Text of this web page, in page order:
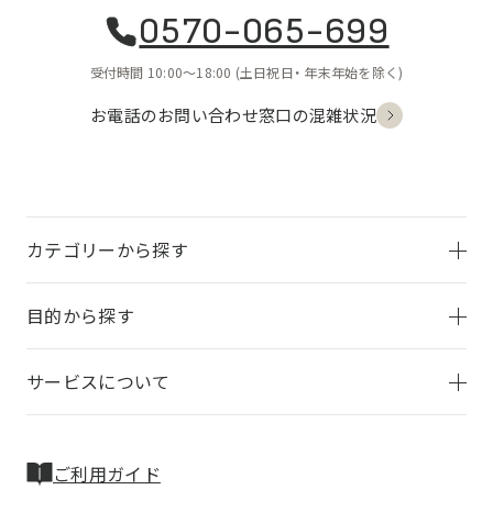
0570-065-699
受付時間 10:00〜18:00 (土日祝日・ 年末年始を除く)
お電話のお問い合わせ窓口の混雑状況
カテゴリーから探す
目的から探す
サービスについて
ご利用ガイド